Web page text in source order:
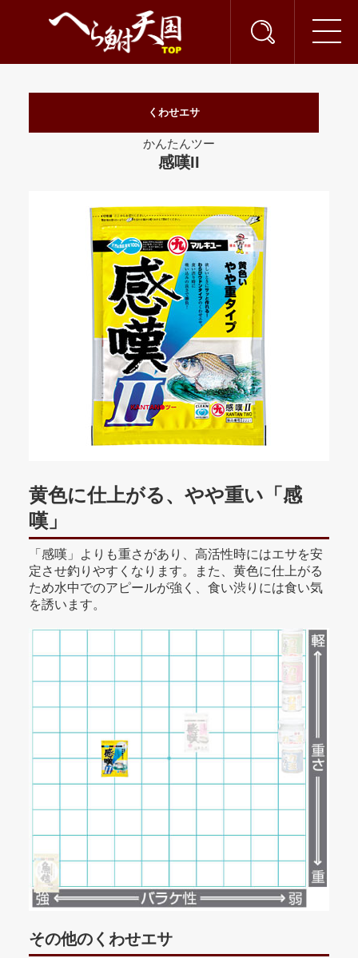
くわせエサ
かんたんツー
感嘆II
黄色に仕上がる、やや重い「感
嘆」
「感嘆」よりも重さがあり、高活性時にはエサを安
定させ釣りやすくなります。また、黄色に仕上がる
ため水中でのアピールが強く、食い渋りには食い気
を誘います。
その他のくわせエサ